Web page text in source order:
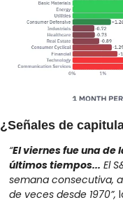
¿Señales de
“El viernes fue una de
últimos tiempos... El
semana consecutiva,
de veces desde 1970”,